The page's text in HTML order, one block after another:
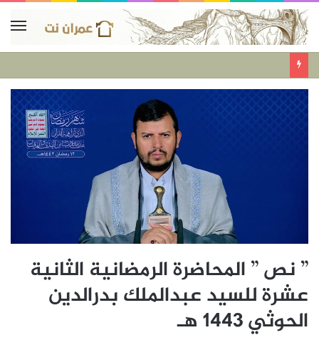
” نص ” المحاضرة الرمضانية الثانية
عشرة للسيد عبدالملك بدرالدين
الحوثي 1443 هـ